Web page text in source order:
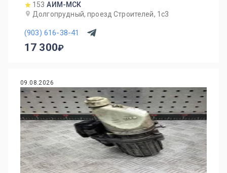
153 АИМ-МСК
Долгопрудный, проезд Строителей, 1с3
(903) 616-38-41
17 300
09.08.2026